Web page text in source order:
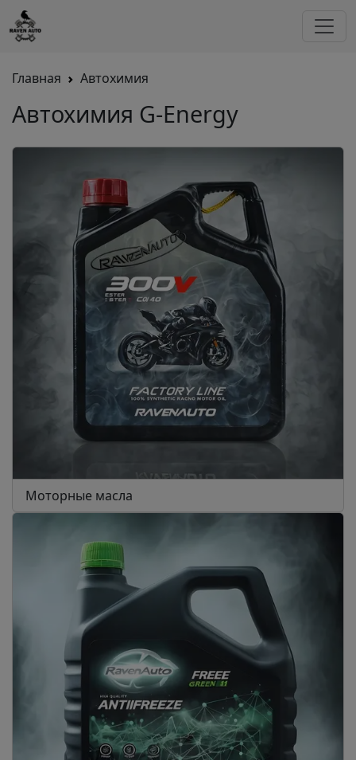
Главная Автохимия
Автохимия G-Energy
Моторные масла